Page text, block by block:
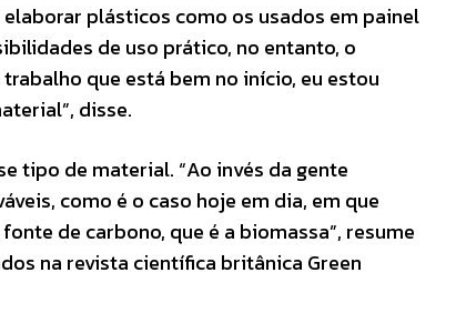
plásticos como os usados em painel
de uso prático, no entanto, o
que está bem no início, eu estou
disse.
tipo de material. “Ao invés da gente
como é o caso hoje em dia, em que
de carbono, que é a biomassa”, resume
na revista científica britânica Green